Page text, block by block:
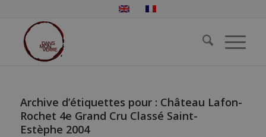
Archive d’étiquettes pour : Château Lafon-
Rochet 4e Grand Cru Classé Saint-
Estèphe 2004